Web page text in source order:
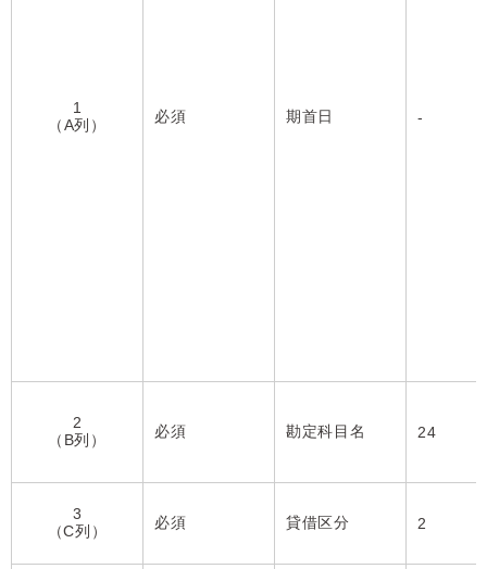
1
（A列）
必須 期首日 -
2
（B列）
必須 勘定科目名 24
3
（C列）
必須 貸借区分 2